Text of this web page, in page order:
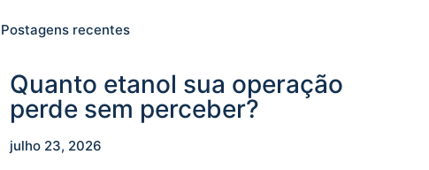
Postagens recentes
Quanto etanol sua operação
perde sem perceber?
julho 23, 2026